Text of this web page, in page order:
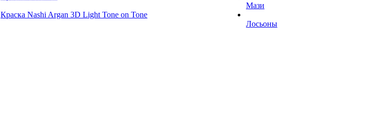
Краска Nashi Argan 3D Light Tone on Tone
Мази
Лосьоны